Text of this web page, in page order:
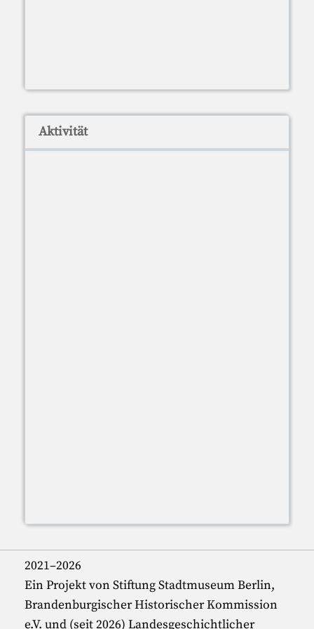
Aktivität
2021–2026
Ein Projekt von Stiftung Stadtmuseum Berlin,
Brandenburgischer Historischer Kommission
e.V. und (seit 2026) Landesgeschichtlicher